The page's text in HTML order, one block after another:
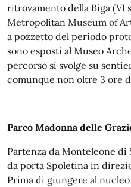
ritrovamento della Biga (VI
Metropolitan Museum of
a pozzetto del periodo
sono esposti al Museo
percorso si svolge su
comunque non oltre 3 ore
Parco Madonna delle
Partenza da Monteleone di
da porta Spoletina in
Prima di giungere al